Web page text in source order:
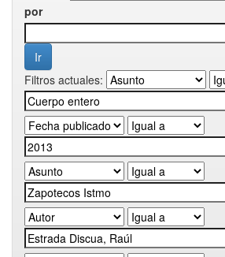
por
Filtros actuales: